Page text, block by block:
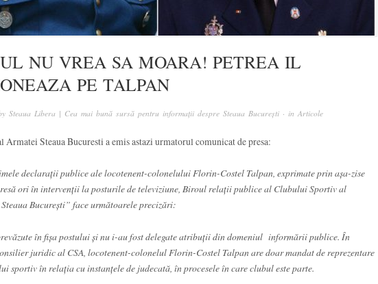
NU VREA SA MOARA! PETREA IL
PE TALPAN
Steaua Libera | Cea mai bună sursă pentru informații despre Steaua București · in Articole
Steaua Bucuresti a emis astazi urmatorul comunicat de presa:
declarații publice ale locotenent-colonelului Florin-Costel Talpan, exprimate prin așa-zise
ori în intervenții la posturile de televiziune, Biroul relații publice al Clubului Sportiv al
Bucureşti” face următoarele precizări:
în fișa postului și nu i-au fost delegate atribuții din domeniul informării publice. În
juridic al CSA, locotenent-colonelul Florin-Costel Talpan are doar mandat de reprezentare
sportiv în relația cu instanţele de judecată, în procesele în care clubul este parte.